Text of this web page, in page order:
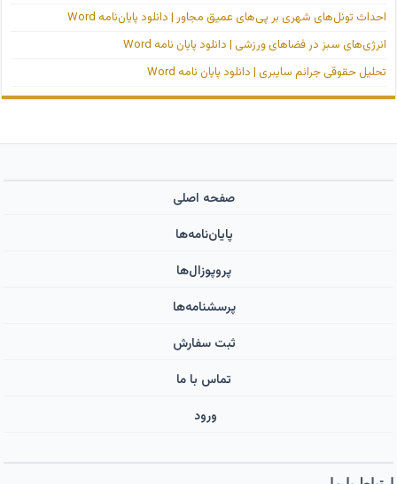
احداث تونل‌های شهری بر پی‌های عمیق مجاور | دانلود پایان‌نامه Word
انرژی‌های سبز در فضاهای ورزشی | دانلود پایان نامه Word
تحلیل حقوقی جرائم سایبری | دانلود پایان نامه Word
صفحه اصلی
پایان‌نامه‌ها
پروپوزال‌ها
پرسشنامه‌ها
ثبت سفارش
تماس با ما
ورود ‌